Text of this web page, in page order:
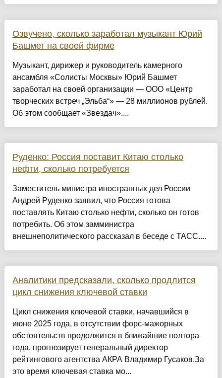
Озвучено, сколько заработал музыкант Юрий
Башмет на своей фирме
Музыкант, дирижер и руководитель камерного
ансамбля «Солисты Москвы» Юрий Башмет
заработал на своей организации — ООО «Центр
творческих встреч „Эльба“» — 28 миллионов рублей.
Об этом сообщает «Звездач»....
Руденко: Россия поставит Китаю столько
нефти, сколько потребуется
Заместитель министра иностранных дел России
Андрей Руденко заявил, что Россия готова
поставлять Китаю столько нефти, сколько он готов
потребить. Об этом замминистра
внешнеполитического рассказал в беседе с ТАСС....
Аналитики предсказали, сколько продлится
цикл снижения ключевой ставки
Цикл снижения ключевой ставки, начавшийся в
июне 2025 года, в отсутствии форс-мажорных
обстоятельств продолжится в ближайшие полтора
года, прогнозирует генеральный директор
рейтингового агентства АКРА Владимир Гусаков.За
это время ключевая ставка мо...